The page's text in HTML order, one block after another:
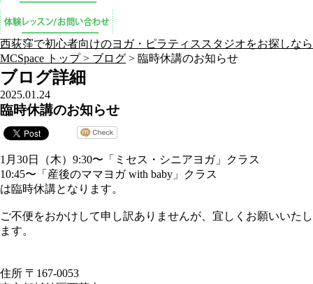
西荻窪で初心者向けのヨガ・ピラティススタジオをお探しなら
MCSpace トップ > ブログ > 臨時休講のお知らせ
ブログ詳細
2025.01.24
臨時休講のお知らせ
1月30日（木）9:30〜「ミセス・シニアヨガ」クラス
10:45〜「産後のママヨガ with baby」クラス
は臨時休講となります。
ご不便をおかけして申し訳ありませんが、宜しくお願いいたし
ます。
住所 〒167-0053